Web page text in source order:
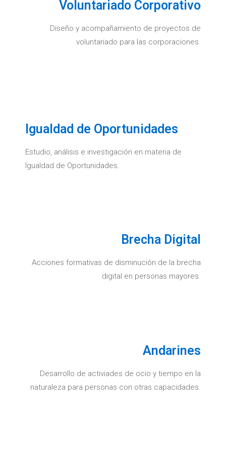
Voluntariado Corporativo
Diseño y acompañamiento de proyectos de
voluntariado para las corporaciones.
Igualdad de Oportunidades
Estudio, análisis e investigación en materia de
Igualdad de Oportunidades.
Brecha Digital
Acciones formativas de disminución de la brecha
digital en personas mayores.
Andarines
Desarrollo de activiades de ocio y tiempo en la
naturaleza para personas con otras capacidades.